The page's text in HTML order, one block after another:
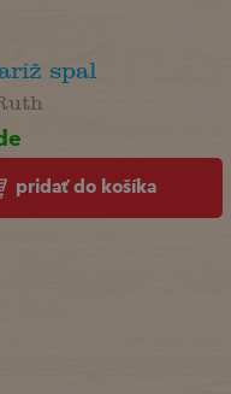
spal
pridať do košíka